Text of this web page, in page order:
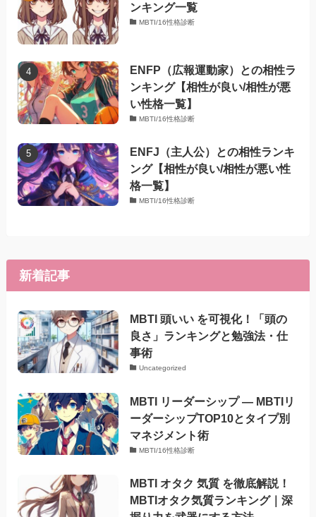
ンキング一覧
MBTI/16性格診断
ENFP（広報運動家）との相性ラ
ンキング【相性が良い/相性が悪
い性格一覧】
MBTI/16性格診断
ENFJ（主人公）との相性ランキ
ング【相性が良い/相性が悪い性
格一覧】
MBTI/16性格診断
新着記事
MBTI 頭いい を可視化！「頭の
良さ」ランキングと勉強法・仕
事術
Uncategorized
MBTI リーダーシップ — MBTIリ
ーダーシップTOP10とタイプ別
マネジメント術
MBTI/16性格診断
MBTI オタク 気質 を徹底解説！
MBTIオタク気質ランキング｜深